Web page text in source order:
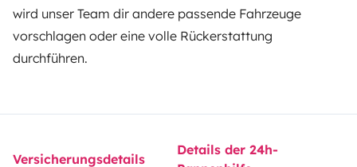
wird unser Team dir andere passende Fahrzeuge
vorschlagen oder eine volle Rückerstattung
durchführen.
Versicherungsdetails
Details der 24h-
Herunterladen im
App Store
Verfügbar auf
Google Play